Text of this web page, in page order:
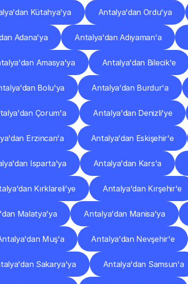
Kütahya'ya Antalya'dan Ordu'ya
Adana'ya Antalya'dan Adıyaman'a
Amasya'ya Antalya'dan Bilecik'e
Bolu'ya Antalya'dan Burdur'a
Çorum'a Antalya'dan Denizli'ye
Erzincan'a Antalya'dan Eskişehir'e
Isparta'ya Antalya'dan Kars'a
Kırklareli'ye Antalya'dan Kırşehir'e
Malatya'ya Antalya'dan Manisa'ya
Muş'a Antalya'dan Nevşehir'e
Sakarya'ya Antalya'dan Samsun'a